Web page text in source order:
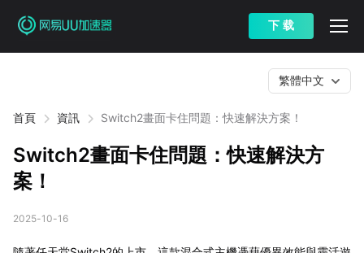
下 载
首頁 資訊 Switch2畫面卡住問題：快速解決方案！
繁體中文
Switch2畫面卡住問題：快速解決方
案！
2025-10-16